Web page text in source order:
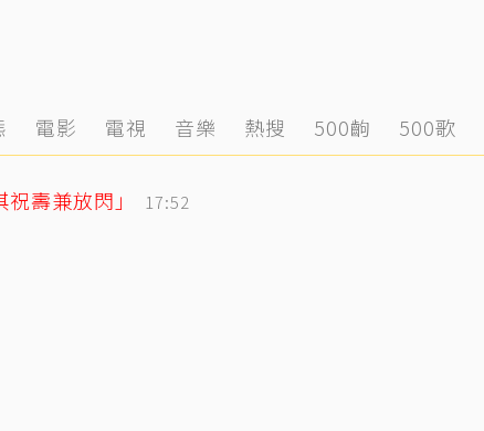
電影 電視 音樂 熱搜 500齣 500歌
壽兼放閃」 17:52